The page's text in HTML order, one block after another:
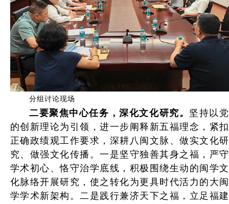
分组讨论现场
二要聚焦中心任务，深化文化研究。 坚持以党
的创新理论为引领，进一步阐释新五福理念，紧扣
正确政绩观工作要求，深耕八闽文脉、做实文化研
究、做强文化传播。一是坚守独善其身之福，严守
学术初心、恪守治学底线，积极围绕生动的闽学文
化脉络开展研究，使之转化为更具时代活力的大闽
学学术新架构。二是践行兼济天下之福，立足福建